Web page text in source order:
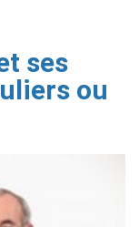
ses
ou